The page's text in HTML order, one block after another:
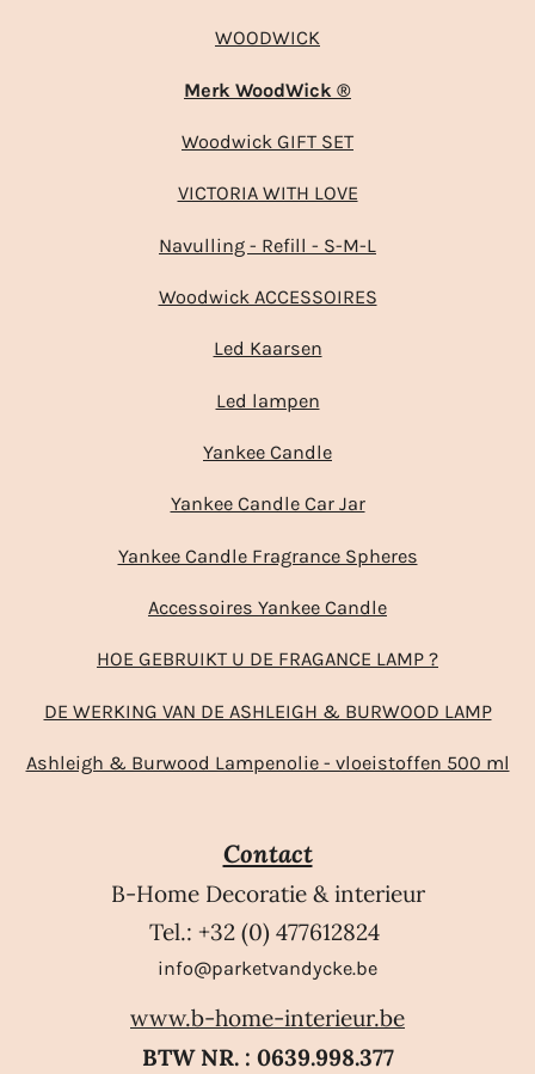
WOODWICK
Merk WoodWick ®
Woodwick GIFT SET
VICTORIA WITH LOVE
Navulling - Refill - S-M-L
Woodwick ACCESSOIRES
Led Kaarsen
Led lampen
Yankee Candle
Yankee Candle Car Jar
Yankee Candle Fragrance Spheres
Accessoires Yankee Candle
HOE GEBRUIKT U DE FRAGANCE LAMP ?
DE WERKING VAN DE ASHLEIGH & BURWOOD LAMP
Ashleigh & Burwood Lampenolie - vloeistoffen 500 ml
Contact
B-Home Decoratie & interieur
Tel.: +32 (0) 477612824
info@parketvandycke.be
www.b-home-interieur.be
BTW NR. : 0639.998.377